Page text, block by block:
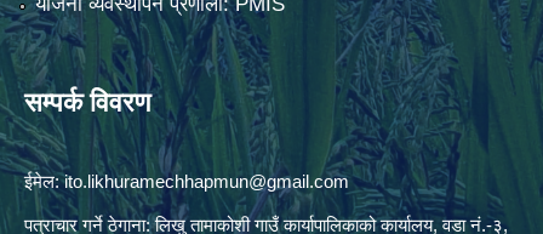
सम्पर्क विवरण
ईमेल:ito.likhuramechhapmun@gmail.com
पत्राचार गर्ने ठेगाना: लिखु तामाकोशी गाउँ कार्यापालिकाको कार्यालय, वडा नं.-३,